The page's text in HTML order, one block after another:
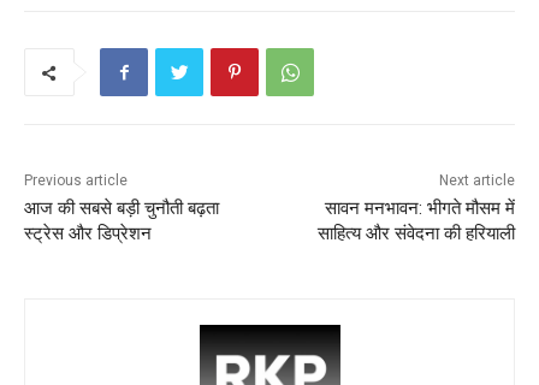
Previous article
आज की सबसे बड़ी चुनौती बढ़ता
स्ट्रेस और डिप्रेशन
Next article
सावन मनभावन: भीगते मौसम में
साहित्य और संवेदना की हरियाली